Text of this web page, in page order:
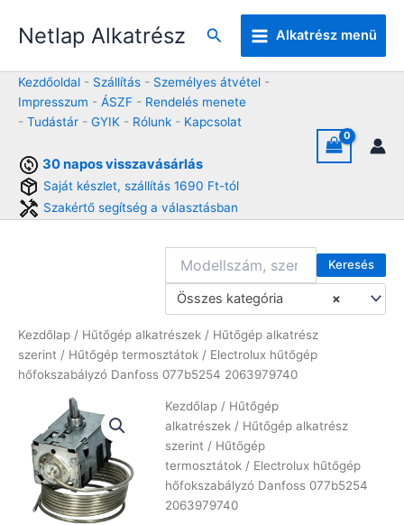
Netlap Alkatrész Keresés Alkatrész menü
Kezdőoldal - Szállítás - Személyes átvétel -
Impresszum - ÁSZF - Rendelés menete
- Tudástár - GYIK - Rólunk - Kapcsolat
30 napos visszavásárlás
Saját készlet, szállítás 1690 Ft-tól
Szakértő segítség a választásban
Keresés
×
Összes kategória
Kezdőlap / Hűtőgép alkatrészek / Hűtőgép alkatrész
szerint / Hűtőgép termosztátok / Electrolux hűtőgép
hőfokszabályzó Danfoss 077b5254 2063979740
Kezdőlap / Hűtőgép
alkatrészek / Hűtőgép alkatrész
szerint / Hűtőgép
termosztátok / Electrolux hűtőgép
hőfokszabályzó Danfoss 077b5254
2063979740